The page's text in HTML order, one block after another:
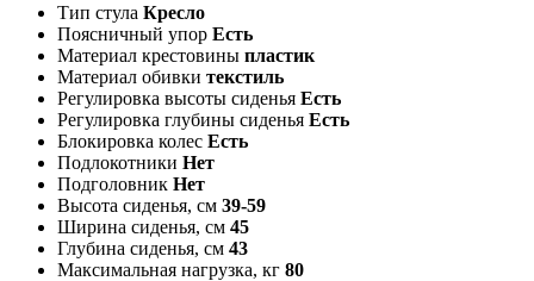
Тип стула Кресло
Поясничный упор Есть
Материал крестовины пластик
Материал обивки текстиль
Регулировка высоты сиденья Есть
Регулировка глубины сиденья Есть
Блокировка колес Есть
Подлокотники Нет
Подголовник Нет
Высота сиденья, см 39-59
Ширина сиденья, см 45
Глубина сиденья, см 43
Максимальная нагрузка, кг 80